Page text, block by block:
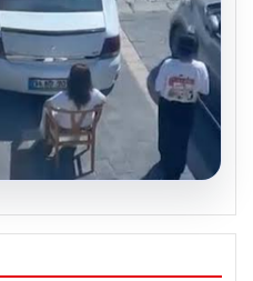
çekti, aracın park